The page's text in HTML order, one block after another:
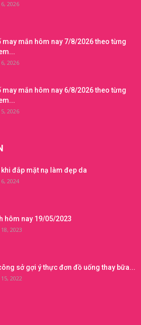
2026
may mắn hôm nay 7/8/2026 theo từng
2026
may mắn hôm nay 6/8/2026 theo từng
2026
đắp mặt nạ làm đẹp da
2024
hôm nay 19/05/2023
2023
sở gợi ý thực đơn đồ uống thay bữa...
2022